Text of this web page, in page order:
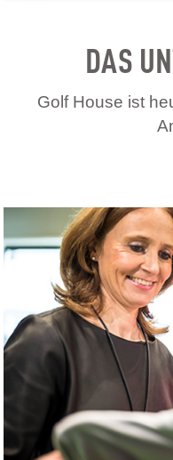
DAS
Golf House ist